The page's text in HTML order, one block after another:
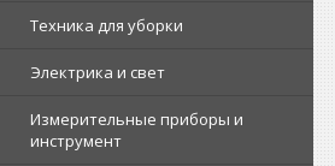
Техника для уборки
Электрика и свет
Измерительные приборы и
инструмент